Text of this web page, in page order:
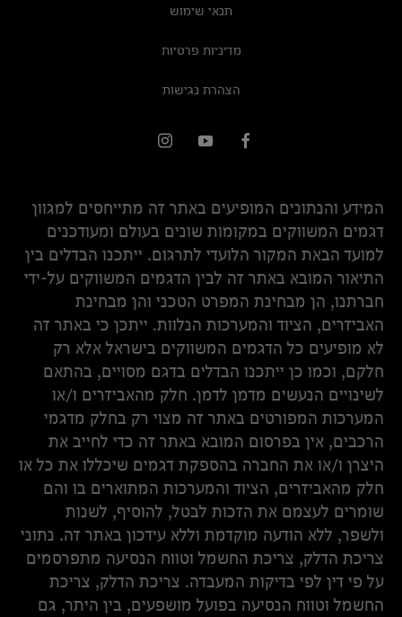
תנאי שימוש
מדיניות פרטיות
הצהרת נגישות
המידע והנתונים המופיעים באתר זה מתייחסים למגוון
דגמים המשווקים במקומות שונים בעולם ומעודכנים
למועד הבאת המקור הלועדי לתרגום. ייתכנו הבדלים בין
התיאור המובא באתר זה לבין הדגמים המשווקים על-ידי
חברתנו, הן מבחינת המפרט הטכני והן מבחינת
האביזרים, הציוד והמערכות הנלוות. ייתכן כי באתר זה
לא מופיעים כל הדגמים המשווקים בישראל אלא רק
חלקם, וכמו כן ייתכנו הבדלים בדגם מסויים, בהתאם
לשינויים הנעשים מדמן לדמן. חלק מהאביזרים ו/או
המערכות המפורטים באתר זה מצוי רק בחלק מדגמי
הרכבים, אין בפרסום המובא באתר זה כדי לחייב את
היצרן ו/או את החברה בהספקת דגמים שיכללו את כל או
חלק מהאביזרים, הציוד והמערכות המתוארים בו והם
שומרים לעצמם את הזכות לבטל, להוסיף, לשנות
ולשפר, ללא הודעה מוקדמת וללא עידכון באתר זה. נתוני
צריכת הדלק, צריכת החשמל וטווח הנסיעה מתפרסמים
על פי דין לפי בדיקות המעבדה. צריכת הדלק, צריכת
החשמל וטווח הנסיעה בפועל מושפעים, בין היתר, גם